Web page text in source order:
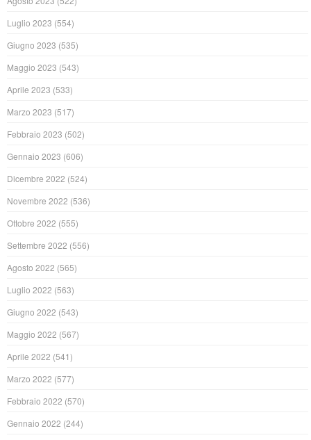
Luglio 2023 (554)
Giugno 2023 (535)
Maggio 2023 (543)
Aprile 2023 (533)
Marzo 2023 (517)
Febbraio 2023 (502)
Gennaio 2023 (606)
Dicembre 2022 (524)
Novembre 2022 (536)
Ottobre 2022 (555)
Settembre 2022 (556)
Agosto 2022 (565)
Luglio 2022 (563)
Giugno 2022 (543)
Maggio 2022 (567)
Aprile 2022 (541)
Marzo 2022 (577)
Febbraio 2022 (570)
Gennaio 2022 (244)